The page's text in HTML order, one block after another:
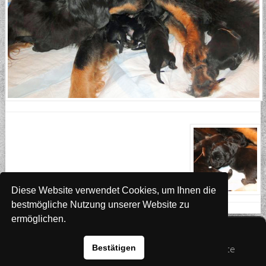
© 2026 Australian Shepherd - Hovawart - Zuchtstätte
Diese Website verwendet Cookies, um Ihnen die
bestmögliche Nutzung unserer Website zu
ermöglichen.
Bestätigen